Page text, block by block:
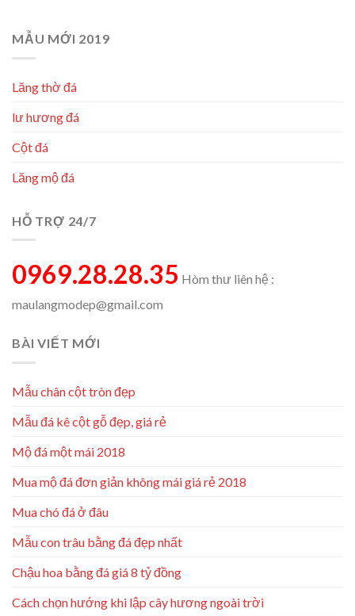
MẪU MỚI 2019
Lăng thờ đá
lư hương đá
Cột đá
Lăng mộ đá
HỖ TRỢ 24/7
0969.28.28.35 Hòm thư liên hệ :
maulangmodep@gmail.com
BÀI VIẾT MỚI
Mẫu chân cột tròn đẹp
Mẫu đá kê cột gỗ đẹp, giá rẻ
Mộ đá một mái 2018
Mua mộ đá đơn giản không mái giá rẻ 2018
Mua chó đá ở đâu
Mẫu con trâu bằng đá đẹp nhất
Chậu hoa bằng đá giá 8 tỷ đồng
Cách chọn hướng khi lập cây hương ngoài trời